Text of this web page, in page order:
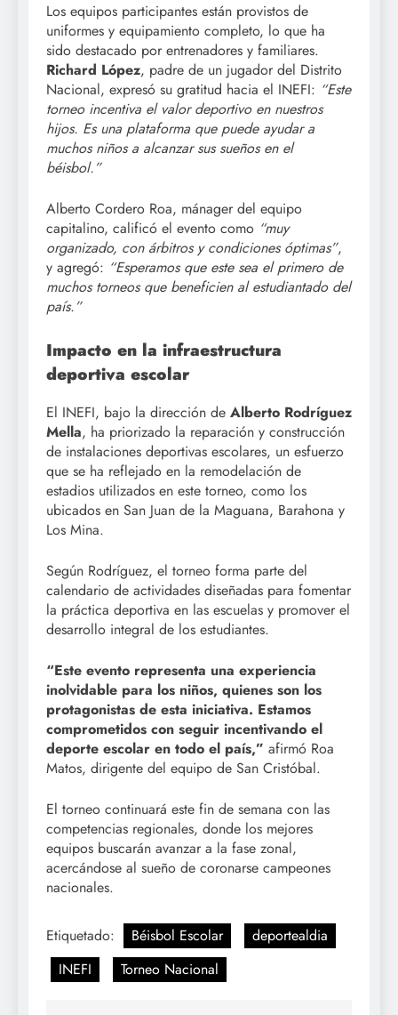
Los equipos participantes están provistos de
uniformes y equipamiento completo, lo que ha
sido destacado por entrenadores y familiares.
Richard López, padre de un jugador del Distrito
Nacional, expresó su gratitud hacia el INEFI: “Este
torneo incentiva el valor deportivo en nuestros
hijos. Es una plataforma que puede ayudar a
muchos niños a alcanzar sus sueños en el
béisbol.”
Alberto Cordero Roa, mánager del equipo
capitalino, calificó el evento como “muy
organizado, con árbitros y condiciones óptimas”,
y agregó: “Esperamos que este sea el primero de
muchos torneos que beneficien al estudiantado del
país.”
Impacto en la infraestructura
deportiva escolar
El INEFI, bajo la dirección de Alberto Rodríguez
Mella, ha priorizado la reparación y construcción
de instalaciones deportivas escolares, un esfuerzo
que se ha reflejado en la remodelación de
estadios utilizados en este torneo, como los
ubicados en San Juan de la Maguana, Barahona y
Los Mina.
Según Rodríguez, el torneo forma parte del
calendario de actividades diseñadas para fomentar
la práctica deportiva en las escuelas y promover el
desarrollo integral de los estudiantes.
“Este evento representa una experiencia
inolvidable para los niños, quienes son los
protagonistas de esta iniciativa. Estamos
comprometidos con seguir incentivando el
deporte escolar en todo el país,” afirmó Roa
Matos, dirigente del equipo de San Cristóbal.
El torneo continuará este fin de semana con las
competencias regionales, donde los mejores
equipos buscarán avanzar a la fase zonal,
acercándose al sueño de coronarse campeones
nacionales.
Etiquetado: Béisbol Escolar
deportealdia
INEFI
Torneo Nacional